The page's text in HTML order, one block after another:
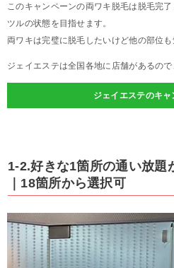
このキャンペーンの両ワキ脱毛は脱毛完
ツルの状態を目指せます。
両ワキは完璧に脱毛したいけど他の部位も
ジェイエステは全国各地に店舗があるの
ジェイエステのキャ
1-2.好きな1箇所の通い放題
｜18箇所から選択可